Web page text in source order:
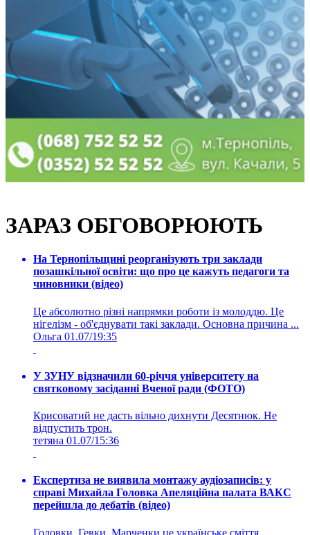
ЗАРАЗ ОБГОВОРЮЮТЬ
На Тернопільщині реорганізують три заклади
позашкільної освіти: що про це кажуть педагоги та
чиновники (відео)
Це абсолютно різні напрямки роботи із молоддю. Це
нігелізм - об'єднувати такі заклади. Основна причина ...
Ольга 01.07/19:35
У ЗУНУ відзначили 60-річчя університету на
святковому засіданні Вченої ради (ФОТО)
Крисоватий не дасть вільно дихнути Десятнюк. Не
відпустить трон.
тетяна 01.07/15:36
Експертиза не виявила монтажу аудіозаписів: у
справі Михайла Головка Апеляційна палата ВАКС
перейшла до дебатів (відео)
Головки, Гевки, Марченки це українське сміття,